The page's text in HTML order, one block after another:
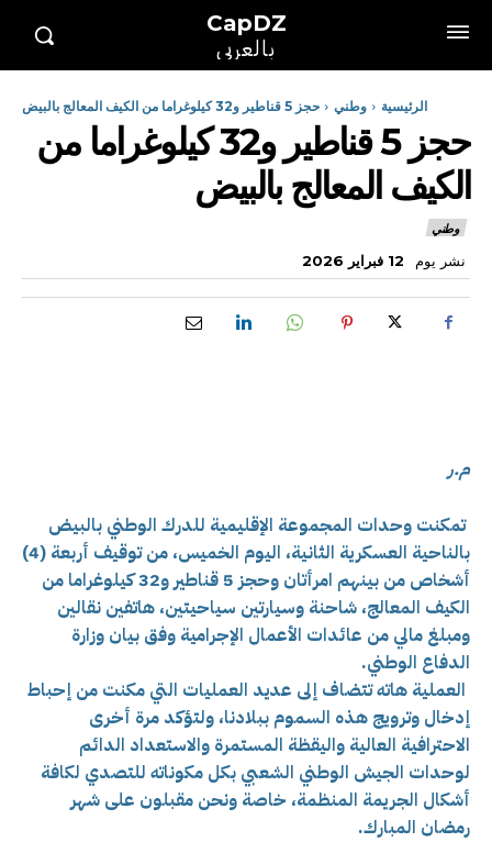
CapDZ
بالعربي
الرئيسية وطني حجز 5 قناطير و32 كيلوغراما من الكيف المعالج بالبيض
حجز 5 قناطير و32 كيلوغراما من
الكيف المعالج بالبيض
وطني
نشر يوم 12 فبراير 2026
م.ر
تمكنت وحدات المجموعة الإقليمية للدرك الوطني بالبيض
بالناحية العسكرية الثانية، اليوم الخميس، من توقيف أربعة (4)
أشخاص من بينهم امرأتان وحجز 5 قناطير و32 كيلوغراما من
الكيف المعالج، شاحنة وسيارتين سياحيتين، هاتفين نقالين
ومبلغ مالي من عائدات الأعمال الإجرامية وفق بيان وزارة
الدفاع الوطني.
العملية هاته تتضاف إلى عديد العمليات التي مكنت من إحباط
إدخال وترويج هذه السموم ببلادنا، ولتؤكد مرة أخرى
الاحترافية العالية واليقظة المستمرة والاستعداد الدائم
لوحدات الجيش الوطني الشعبي بكل مكوناته للتصدي لكافة
أشكال الجريمة المنظمة، خاصة ونحن مقبلون على شهر
رمضان المبارك.